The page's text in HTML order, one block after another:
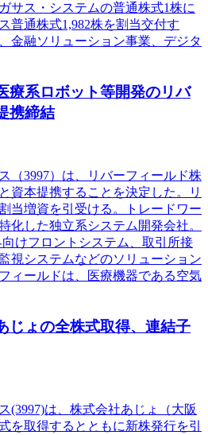
サス・システムの普通株式1株に
普通株式1,982株を割当交付す
金融ソリューション事業、デジタ
療系ロボット等開発のリバ
携締結
（3997）は、リバーフィールド株
資本提携することを決定した。リ
当増資を引受ける。トレードワー
化した独立系システム開発会社。
けフロントシステム、取引所接
視システムなどのソリューション
ィールドは、医療機器である空気
じょの全株式取得、連結子
(3997)は、株式会社あじょ（大阪
を取得するとともに新株発行を引